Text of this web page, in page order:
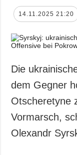
14.11.2025 21:20
Die
dem Gegner
Otscheretyne
Vormarsch,
Olexandr